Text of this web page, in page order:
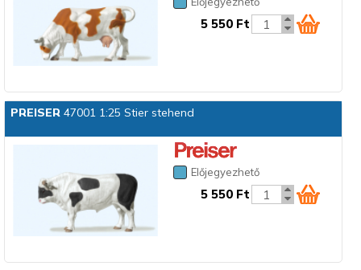
5 550 Ft
PREISER47001 1:25 Stier stehend
Előjegyezhető
5 550 Ft